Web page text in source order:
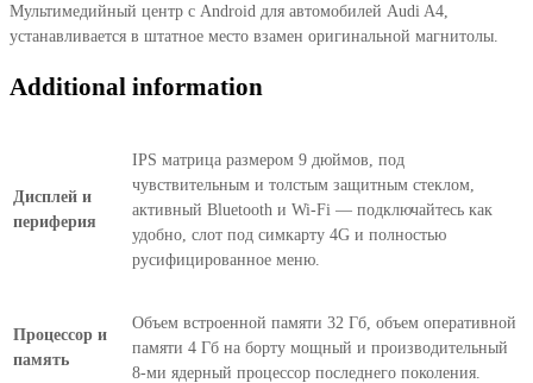
Мультимедийный центр с Android для автомобилей Audi A4,
устанавливается в штатное место взамен оригинальной магнитолы.
Additional information
Дисплей и
периферия
IPS матрица размером 9 дюймов, под
чувствительным и толстым защитным стеклом,
активный Bluetooth и Wi-Fi — подключайтесь как
удобно, слот под симкарту 4G и полностью
русифицированное меню.
Процессор и
память
Объем встроенной памяти 32 Гб, объем оперативной
памяти 4 Гб на борту мощный и производительный
8-ми ядерный процессор последнего поколения.